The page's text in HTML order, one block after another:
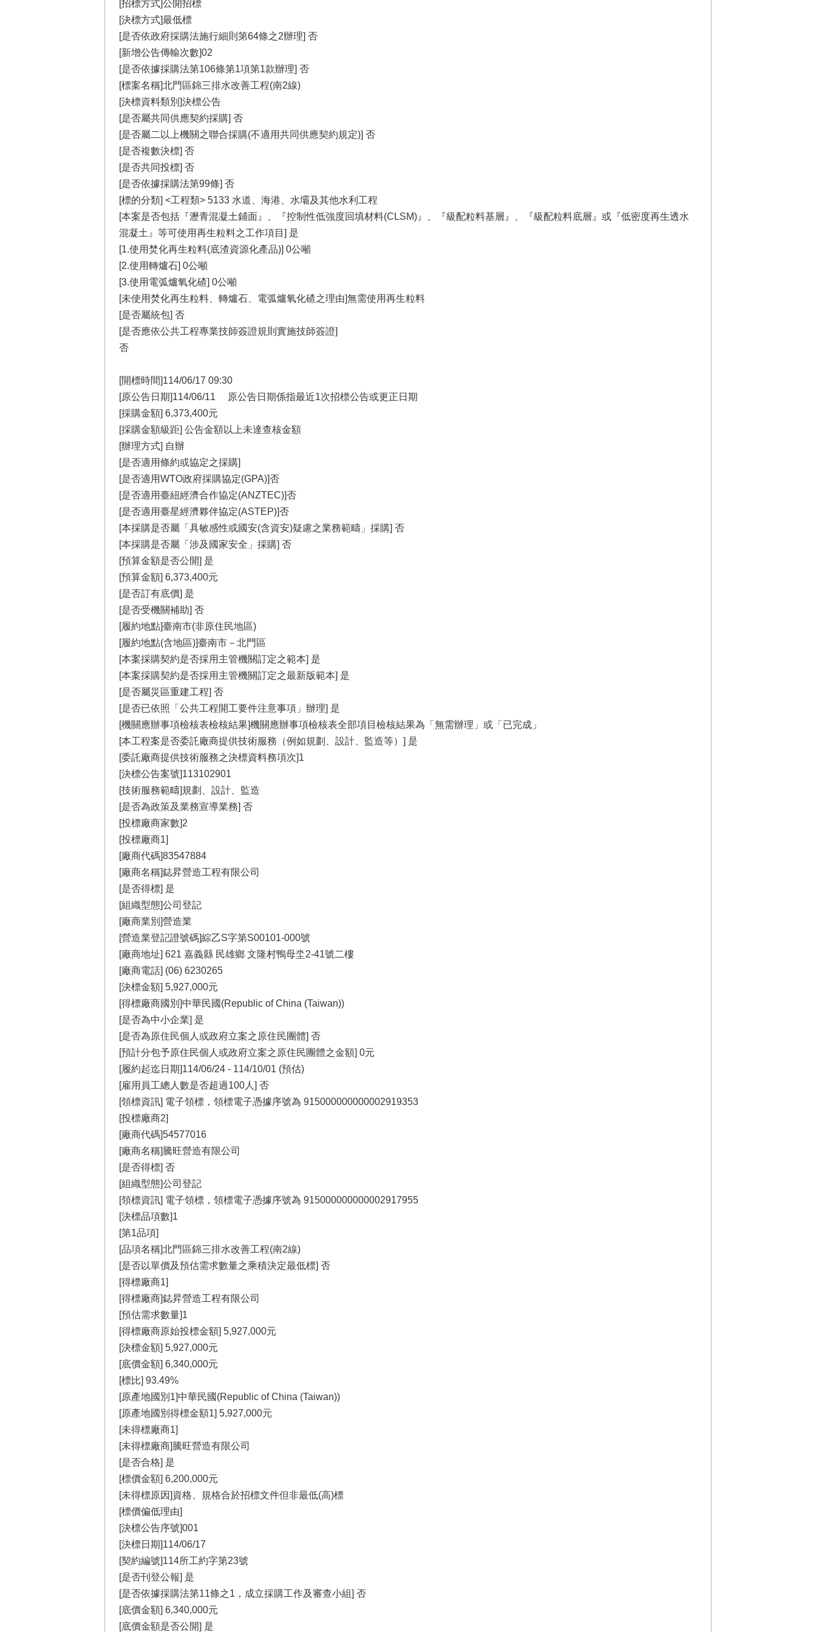
[招標方式]公開招標
[決標方式]最低標
[是否依政府採購法施行細則第64條之2辦理] 否
[新增公告傳輸次數]02
[是否依據採購法第106條第1項第1款辦理] 否
[標案名稱]北門區錦三排水改善工程(南2線)
[決標資料類別]決標公告
[是否屬共同供應契約採購] 否
[是否屬二以上機關之聯合採購(不適用共同供應契約規定)] 否
[是否複數決標] 否
[是否共同投標] 否
[是否依據採購法第99條] 否
[標的分類] <工程類> 5133 水道、海港、水壩及其他水利工程
[本案是否包括『瀝青混凝土鋪面』、『控制性低強度回填材料(CLSM)』、『級配粒料基層』、『級配粒料底層』或『低密度再生透水
混凝土』等可使用再生粒料之工作項目] 是
[1.使用焚化再生粒料(底渣資源化產品)] 0公噸
[2.使用轉爐石] 0公噸
[3.使用電弧爐氧化碴] 0公噸
[未使用焚化再生粒料、轉爐石、電弧爐氧化碴之理由]無需使用再生粒料
[是否屬統包] 否
[是否應依公共工程專業技師簽證規則實施技師簽證]
否
[開標時間]114/06/17 09:30
[原公告日期]114/06/11 原公告日期係指最近1次招標公告或更正日期
[採購金額] 6,373,400元
[採購金額級距] 公告金額以上未達查核金額
[辦理方式] 自辦
[是否適用條約或協定之採購]
[是否適用WTO政府採購協定(GPA)]否
[是否適用臺紐經濟合作協定(ANZTEC)]否
[是否適用臺星經濟夥伴協定(ASTEP)]否
[本採購是否屬「具敏感性或國安(含資安)疑慮之業務範疇」採購] 否
[本採購是否屬「涉及國家安全」採購] 否
[預算金額是否公開] 是
[預算金額] 6,373,400元
[是否訂有底價] 是
[是否受機關補助] 否
[履約地點]臺南市(非原住民地區)
[履約地點(含地區)]臺南市－北門區
[本案採購契約是否採用主管機關訂定之範本] 是
[本案採購契約是否採用主管機關訂定之最新版範本] 是
[是否屬災區重建工程] 否
[是否已依照「公共工程開工要件注意事項」辦理] 是
[機關應辦事項檢核表檢核結果]機關應辦事項檢核表全部項目檢核結果為「無需辦理」或「已完成」
[本工程案是否委託廠商提供技術服務（例如規劃、設計、監造等）] 是
[委託廠商提供技術服務之決標資料務項次]1
[決標公告案號]113102901
[技術服務範疇]規劃、設計、監造
[是否為政策及業務宣導業務] 否
[投標廠商家數]2
[投標廠商1]
[廠商代碼]83547884
[廠商名稱]鋕昇營造工程有限公司
[是否得標] 是
[組織型態]公司登記
[廠商業別]營造業
[營造業登記證號碼]綜乙S字第S00101-000號
[廠商地址] 621 嘉義縣 民雄鄉 文隆村鴨母坔2-41號二樓
[廠商電話] (06) 6230265
[決標金額] 5,927,000元
[得標廠商國別]中華民國(Republic of China (Taiwan))
[是否為中小企業] 是
[是否為原住民個人或政府立案之原住民團體] 否
[預計分包予原住民個人或政府立案之原住民團體之金額] 0元
[履約起迄日期]114/06/24 - 114/10/01 (預估)
[雇用員工總人數是否超過100人] 否
[領標資訊] 電子領標，領標電子憑據序號為 915000000000002919353
[投標廠商2]
[廠商代碼]54577016
[廠商名稱]騰旺營造有限公司
[是否得標] 否
[組織型態]公司登記
[領標資訊] 電子領標，領標電子憑據序號為 915000000000002917955
[決標品項數]1
[第1品項]
[品項名稱]北門區錦三排水改善工程(南2線)
[是否以單價及預估需求數量之乘積決定最低標] 否
[得標廠商1]
[得標廠商]鋕昇營造工程有限公司
[預估需求數量]1
[得標廠商原始投標金額] 5,927,000元
[決標金額] 5,927,000元
[底價金額] 6,340,000元
[標比] 93.49%
[原產地國別1]中華民國(Republic of China (Taiwan))
[原產地國別得標金額1] 5,927,000元
[未得標廠商1]
[未得標廠商]騰旺營造有限公司
[是否合格] 是
[標價金額] 6,200,000元
[未得標原因]資格、規格合於招標文件但非最低(高)標
[標價偏低理由]
[決標公告序號]001
[決標日期]114/06/17
[契約編號]114所工約字第23號
[是否刊登公報] 是
[是否依據採購法第11條之1，成立採購工作及審查小組] 否
[底價金額] 6,340,000元
[底價金額是否公開] 是